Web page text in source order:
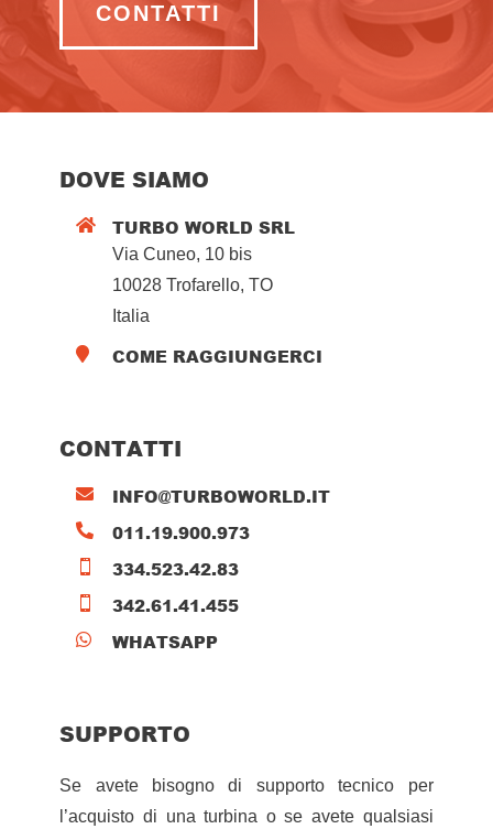
CONTATTI
DOVE SIAMO
 TURBO WORLD SRL
Via Cuneo, 10 bis
10028 Trofarello, TO
Italia
 COME RAGGIUNGERCI
CONTATTI
 INFO@TURBOWORLD.IT
 011.19.900.973
 334.523.42.83
 342.61.41.455
 WHATSAPP
SUPPORTO
Se avete bisogno di supporto tecnico per
l’acquisto di una turbina o se avete qualsiasi